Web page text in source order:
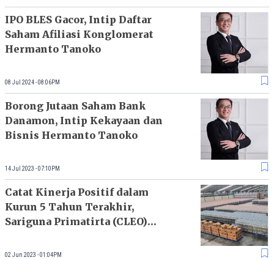
IPO BLES Gacor, Intip Daftar
Saham Afiliasi Konglomerat
Hermanto Tanoko
08 Jul 2024 - 08:06PM
Borong Jutaan Saham Bank
Danamon, Intip Kekayaan dan
Bisnis Hermanto Tanoko
14 Jul 2023 - 07:10PM
Catat Kinerja Positif dalam
Kurun 5 Tahun Terakhir,
Sariguna Primatirta (CLEO)
02 Jun 2023 - 01:04PM